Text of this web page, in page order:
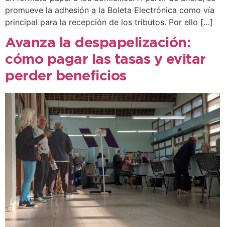
promueve la adhesión a la Boleta Electrónica como vía
principal para la recepción de los tributos. Por ello […]
Avanza la despapelización:
cómo pagar las tasas y evitar
perder beneficios